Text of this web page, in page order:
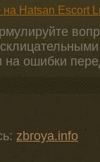
Hatsan Escort
на ошибки
zbroya.info